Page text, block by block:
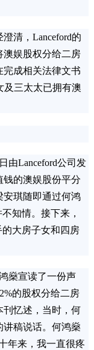
清，Lanceford的
澳娱股权分给二房
完成相关法律文书
及三太太已拥有澳
由Lanceford公司发
钱的澳娱股份平分
安琪随即通过何鸿
知情。接下来，
大房子女和四房
燊宣读了一份声
的股权分给二房
刊忆述，当时，何
讲稿说话。何鸿燊
年来，我一直很疼